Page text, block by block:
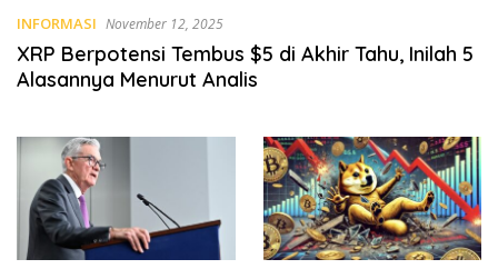
INFORMASI November 12, 2025
XRP Berpotensi Tembus $5 di Akhir Tahu, Inilah 5
Alasannya Menurut Analis